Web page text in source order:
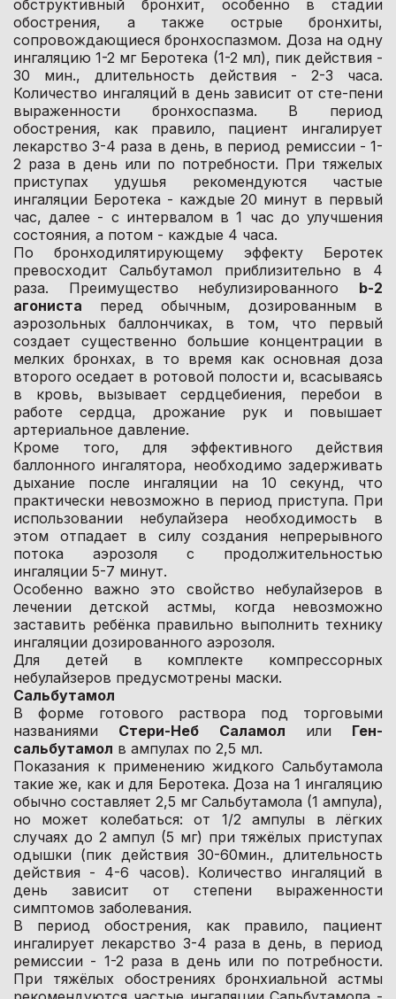
обструктивный бронхит, особенно в стадии
обострения, а также острые бронхиты,
сопровождающиеся бронхоспазмом. Доза на одну
ингаляцию 1-2 мг Беротека (1-2 мл), пик действия -
30 мин., длительность действия - 2-3 часа.
Количество ингаляций в день зависит от сте-пени
выраженности бронхоспазма. В период
обострения, как правило, пациент ингалирует
лекарство 3-4 раза в день, в период ремиссии - 1-
2 раза в день или по потребности. При тяжелых
приступах удушья рекомендуются частые
ингаляции Беротека - каждые 20 минут в первый
час, далее - с интервалом в 1 час до улучшения
состояния, а потом - каждые 4 часа.
По бронходилятирующему эффекту Беротек
превосходит Сальбутамол приблизительно в 4
раза. Преимущество небулизированного b-2
агониста перед обычным, дозированным в
аэрозольных баллончиках, в том, что первый
создает существенно большие концентрации в
мелких бронхах, в то время как основная доза
второго оседает в ротовой полости и, всасываясь
в кровь, вызывает сердцебиения, перебои в
работе сердца, дрожание рук и повышает
артериальное давление.
Кроме того, для эффективного действия
баллонного ингалятора, необходимо задерживать
дыхание после ингаляции на 10 секунд, что
практически невозможно в период приступа. При
использовании небулайзера необходимость в
этом отпадает в силу создания непрерывного
потока аэрозоля с продолжительностью
ингаляции 5-7 минут.
Особенно важно это свойство небулайзеров в
лечении детской астмы, когда невозможно
заставить ребёнка правильно выполнить технику
ингаляции дозированного аэрозоля.
Для детей в комплекте компрессорных
небулайзеров предусмотрены маски.
Сальбутамол
В форме готового раствора под торговыми
названиями Стери-Неб Саламол или Ген-
сальбутамол в ампулах по 2,5 мл.
Показания к применению жидкого Сальбутамола
такие же, как и для Беротека. Доза на 1 ингаляцию
обычно составляет 2,5 мг Сальбутамола (1 ампула),
но может колебаться: от 1/2 ампулы в лёгких
случаях до 2 ампул (5 мг) при тяжёлых приступах
одышки (пик действия 30-60мин., длительность
действия - 4-6 часов). Количество ингаляций в
день зависит от степени выраженности
симптомов заболевания.
В период обострения, как правило, пациент
ингалирует лекарство 3-4 раза в день, в период
ремиссии - 1-2 раза в день или по потребности.
При тяжёлых обострениях бронхиальной астмы